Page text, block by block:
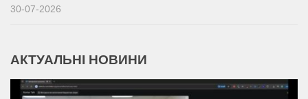
30-07-2026
АКТУАЛЬНІ НОВИНИ